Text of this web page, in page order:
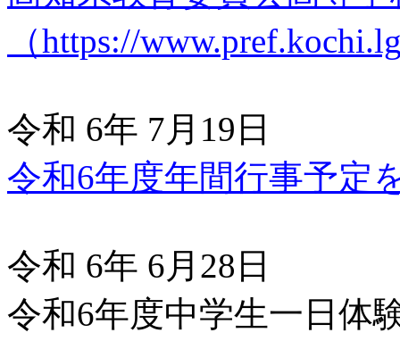
（https://
令和 6年 7月19日
令和6年度年間行事予定
令和 6年 6月28日
令和6年度中学生一日体